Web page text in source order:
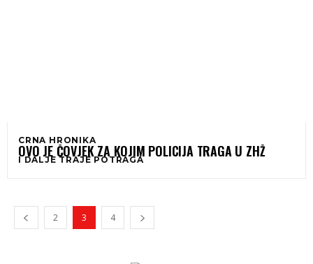
CRNA HRONIKA
OVO JE ČOVJEK ZA KOJIM POLICIJA TRAGA U ZHŽ
I DALJE TRAJE POTRAGA
2 3 4